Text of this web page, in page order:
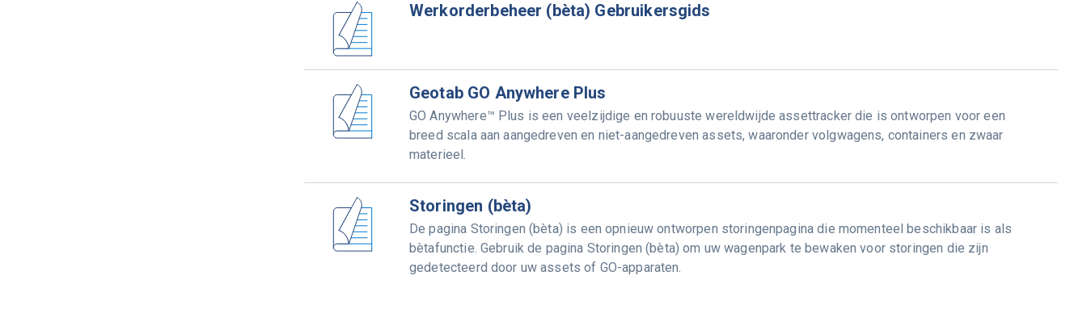
Werkorderbeheer (bèta) Gebruikersgids
Geotab GO Anywhere Plus
GO Anywhere™ Plus is een veelzijdige en robuuste wereldwijde assettracker die is ontworpen voor een
breed scala aan aangedreven en niet-aangedreven assets, waaronder volgwagens, containers en zwaar
materieel.
Storingen (bèta)
De pagina Storingen (bèta) is een opnieuw ontworpen storingenpagina die momenteel beschikbaar is als
bètafunctie. Gebruik de pagina Storingen (bèta) om uw wagenpark te bewaken voor storingen die zijn
gedetecteerd door uw assets of GO-apparaten.